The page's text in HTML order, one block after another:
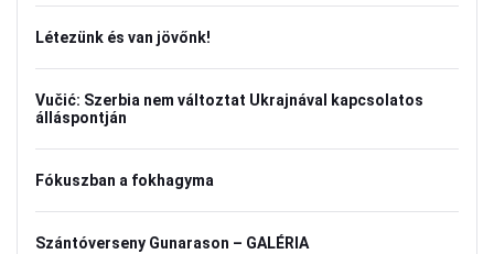
Létezünk és van jövőnk!
Vučić: Szerbia nem változtat Ukrajnával kapcsolatos
álláspontján
Fókuszban a fokhagyma
Szántóverseny Gunarason – GALÉRIA